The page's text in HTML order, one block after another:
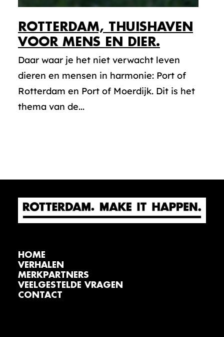
ROTTERDAM, THUISHAVEN
VOOR MENS EN DIER.
Daar waar je het niet verwacht leven
dieren en mensen in harmonie: Port of
Rotterdam en Port of Moerdijk. Dit is het
thema van de...
HOME
VERHALEN
MERKPARTNERS
VEELGESTELDE VRAGEN
CONTACT